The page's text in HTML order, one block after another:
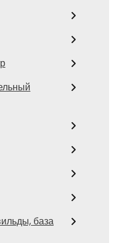
база